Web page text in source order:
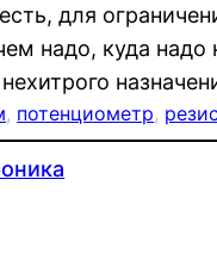
для
надо, куда
, потенциометр,